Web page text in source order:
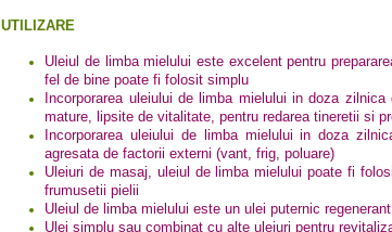
UTILIZARE
Uleiul de limba mielului este excelent pentru
fel de bine poate fi folosit simplu
Incorporarea uleiului de limba mielului in doza
mature, lipsite de vitalitate, pentru redarea tineretii si
Incorporarea uleiului de limba mielului in doza
agresata de factorii externi (vant, frig, poluare)
Uleiuri de masaj, uleiul de limba mielului poate fi
frumusetii pielii
Uleiul de limba mielului este un ulei puternic
Ulei simplu sau combinat cu alte uleiuri pentru